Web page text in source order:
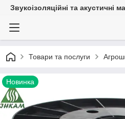
Звукоізоляційні та акустичні
Товари та послуги
Новинка